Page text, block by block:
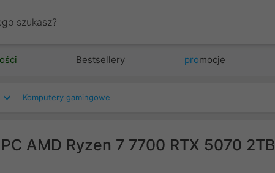
Bestsellery promocje
Komputery gamingowe
AMD Ryzen 7 7700 RTX 5070 2TB